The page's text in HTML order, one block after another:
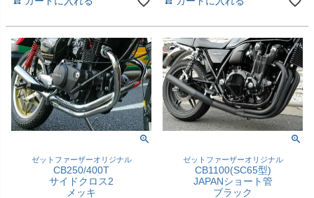
ゼットファーザーオリジナル
CB250/400T
サイドクロス2
メッキ
ゼットファーザーオリジナル
CB1100(SC65型)
JAPANショート管
ブラック